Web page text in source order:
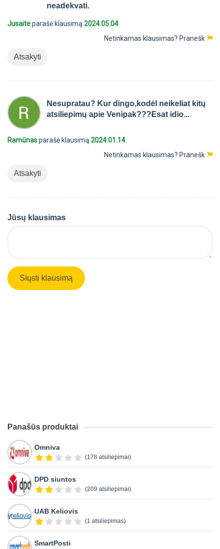
neadekvati.
Jusaiteparašė klausimą 2024.05.04
Netinkamas klausimas? Pranešk
Atsakyti
Nesupratau? Kur dingo,kodėl neikeliat kitų
atsiliepimų apie Venipak???Esat idio...
Ramūnasparašė klausimą 2024.01.14
Netinkamas klausimas? Pranešk
Atsakyti
Jūsų klausimas
Panašūs produktai
Omniva
(178 atsiliepimai)
DPD siuntos
(209 atsiliepimai)
UAB Keliovis
(1 atsiliepimas)
SmartPosti